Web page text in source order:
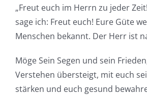
„Freut euch im Herrn zu jeder
sage ich: Freut euch! Eure Güte
Menschen bekannt. Der Herr ist
Möge Sein Segen und sein
Verstehen übersteigt, mit euch
stärken und euch gesund